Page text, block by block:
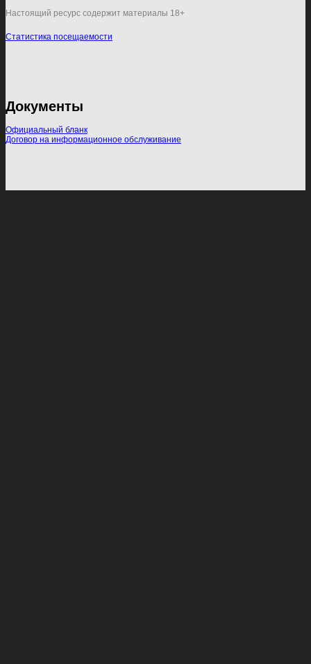
Настоящий ресурс содержит материалы 18+
Статистика посещаемости
Документы
Официальный бланк
Договор на информационное обслуживание